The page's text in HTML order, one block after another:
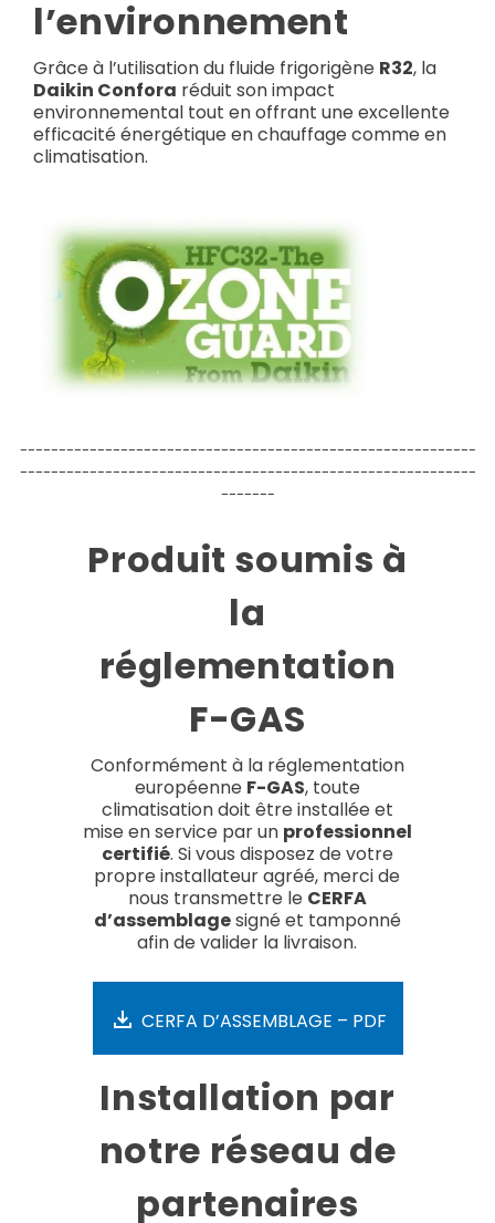
l’environnement
Grâce à l’utilisation du fluide frigorigène R32, la
Daikin Confora réduit son impact
environnemental tout en offrant une excellente
efficacité énergétique en chauffage comme en
climatisation.
-----------------------------------------------------------
-----------------------------------------------------------
-------
Produit soumis à
la
réglementation
F-GAS
Conformément à la réglementation
européenne F-GAS, toute
climatisation doit être installée et
mise en service par un professionnel
certifié. Si vous disposez de votre
propre installateur agréé, merci de
nous transmettre le CERFA
d’assemblagesigné et tamponné
afin de valider la livraison.
CERFA D’ASSEMBLAGE – PDF
Installation par
notre réseau de
partenaires